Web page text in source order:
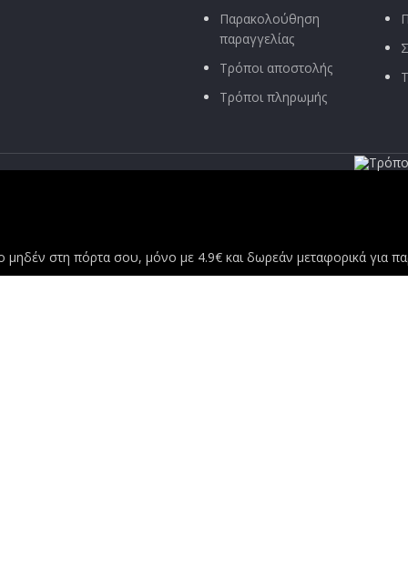
Παρακολούθηση
παραγγελίας
Τρόποι αποστολής
Τρόποι πληρωμής
στη πόρτα σου, μόνο με 4.9€ και δωρεάν μεταφορικά για